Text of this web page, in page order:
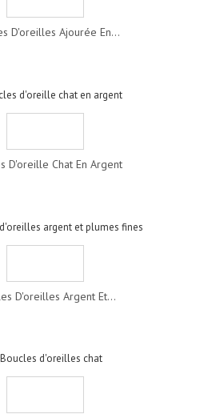
D'oreilles Ajourée En...
D'oreille Chat En Argent
D'oreilles Argent Et...